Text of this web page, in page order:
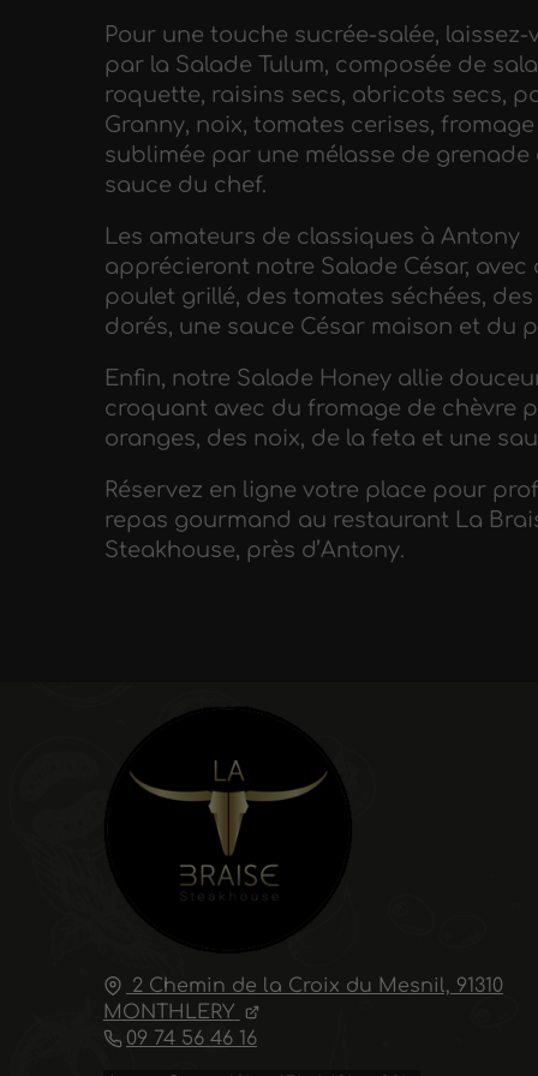
Pour une touche sucrée-salée,
par la Salade Tulum, composée de
roquette, raisins secs, abricots secs,
Granny, noix, tomates cerises,
sublimée par une mélasse de grenade
sauce du chef.
Les amateurs de classiques à Antony
apprécieront notre Salade César, avec
poulet grillé, des tomates séchées,
dorés, une sauce César maison et du
Enfin, notre Salade Honey allie
croquant avec du fromage de chèvre
oranges, des noix, de la feta et une
Réservez en ligne votre place pour
repas gourmand au restaurant La
Steakhouse, près d’Antony.
2 Chemin de la Croix du Mesnil, 91310
MONTHLERY
09 74 56 46 16